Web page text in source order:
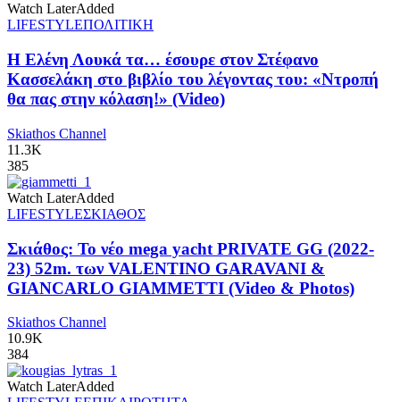
Watch LaterAdded
LIFESTYLEΠΟΛΙΤΙΚΗ
Η Ελένη Λουκά τα… έσουρε στον Στέφανο
Κασσελάκη στο βιβλίο του λέγοντας του: «Ντροπή
θα πας στην κόλαση!» (Video)
Skiathos Channel
11.3K
385
Watch LaterAdded
LIFESTYLEΣΚΙΑΘΟΣ
Σκιάθος: Το νέο mega yacht PRIVATE GG (2022-
23) 52m. των VALENTINO GARAVANI &
GIANCARLO GIAMMETTI (Video & Photos)
Skiathos Channel
10.9K
384
Watch LaterAdded